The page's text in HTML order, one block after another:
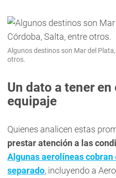
Algunos destinos son Mar del
otros.
Un dato a tener en
equipaje
Quienes analicen estas
prestar atención a las
Algunas aerolíneas cobran
separado, incluyendo a